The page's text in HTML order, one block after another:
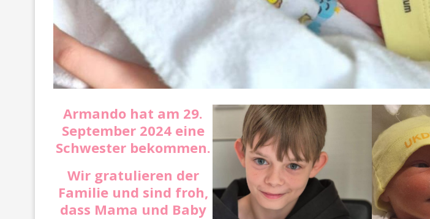
Armando hat am 29.
September 2024 eine
Schwester bekommen.
Wir gratulieren der
Familie und sind froh,
dass Mama und Baby